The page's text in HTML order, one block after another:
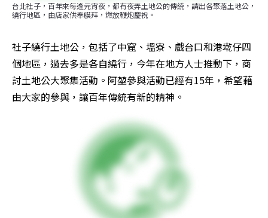
台北社子，百年來每逢元宵夜，都有夜弄土地公的傳統，請出各聚落土地公，
繞行地區，由店家供奉膜拜，燃放鞭炮慶祝。
社子繞行土地公，包括了中窟、塭寮、戲台口和港墘仔四
個地區，過去多是各自繞行，今年在地方人士推動下，商
討土地公大聚集活動。阿堃參與活動已經有15年，希望藉
由大家的參與，讓百年傳統有新的精神。